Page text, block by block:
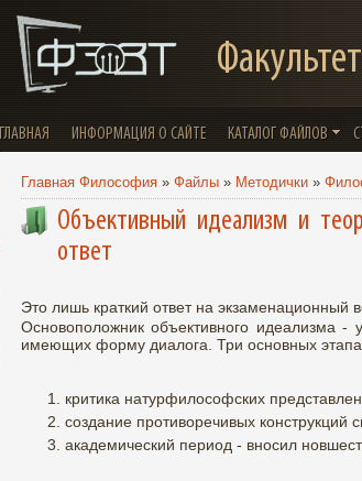
ГЛАВНАЯ ИНФОРМАЦИЯ О САЙТЕ КАТАЛОГ ФАЙЛОВ
Главная Философия » Файлы » Методички »
Объективный идеализм и
ответ
Это лишь краткий ответ на
Основоположник объективного идеализма
имеющих форму диалога. Три основных этапа
критика натурфилософских
создание противоречивых конструкций
академический период - вносил